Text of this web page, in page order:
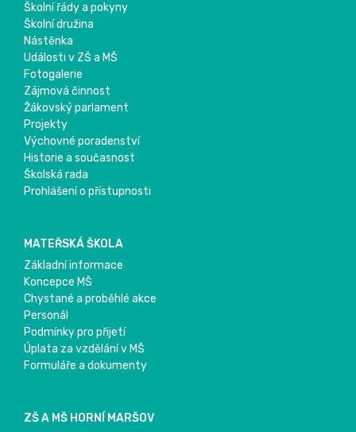
Školní řády a pokyny
Školní družina
Nástěnka
Události v ZŠ a MŠ
Fotogalerie
Zájmová činnost
Žákovský parlament
Projekty
Výchovné poradenství
Historie a současnost
Školská rada
Prohlášení o přístupnosti
MATEŘSKÁ ŠKOLA
Základní informace
Koncepce MŠ
Chystané a proběhlé akce
Personál
Podmínky pro přijetí
Úplata za vzdělání v MŠ
Formuláře a dokumenty
ZŠ A MŠ HORNÍ MARŠOV